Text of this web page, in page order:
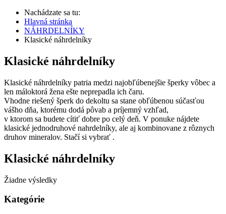
Nachádzate sa tu:
Hlavná stránka
NÁHRDELNÍKY
Klasické náhrdelníky
Klasické náhrdelníky
Klasické náhrdelníky patria medzi najobľúbenejšie šperky vôbec a
len máloktorá žena ešte neprepadla ich čaru.
Vhodne riešený šperk do dekoltu sa stane obľúbenou súčasťou
vášho dňa, ktorému dodá pôvab a príjemný vzhľad,
v ktorom sa budete cítiť dobre po celý deň. V ponuke nájdete
klasické jednodruhové nahrdelníky, ale aj kombinovane z rôznych
druhov mineralov. Stačí si vybrať .
Klasické náhrdelníky
Žiadne výsledky
Kategórie